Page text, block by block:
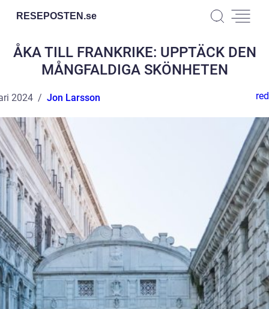
RESEPOSTEN.se
ÅKA TILL FRANKRIKE: UPPTÄCK DEN
MÅNGFALDIGA SKÖNHETEN
2024 Jon Larsson